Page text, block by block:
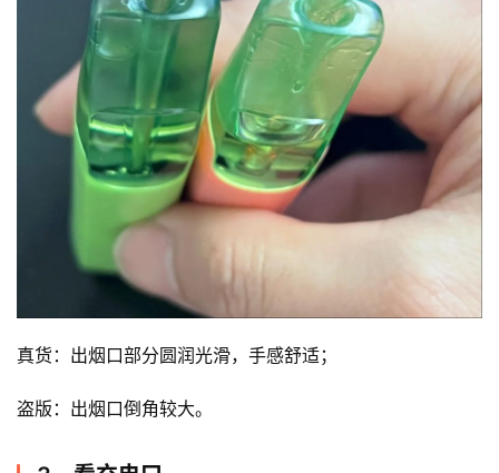
真货：出烟口部分圆润光滑，手感舒适；
盗版：出烟口倒角较大。